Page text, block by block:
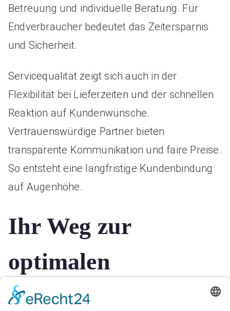
Betreuung und individuelle Beratung. Für
Endverbraucher bedeutet das Zeitersparnis
und Sicherheit.
Servicequalität zeigt sich auch in der
Flexibilität bei Lieferzeiten und der schnellen
Reaktion auf Kundenwünsche.
Vertrauenswürdige Partner bieten
transparente Kommunikation und faire Preise.
So entsteht eine langfristige Kundenbindung
auf Augenhöhe.
Ihr Weg zur
optimalen
Heizlösung: Schritte